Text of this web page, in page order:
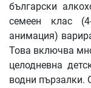
български
семеен клас
анимация)
Това включва
целодневна
водни пързалки.